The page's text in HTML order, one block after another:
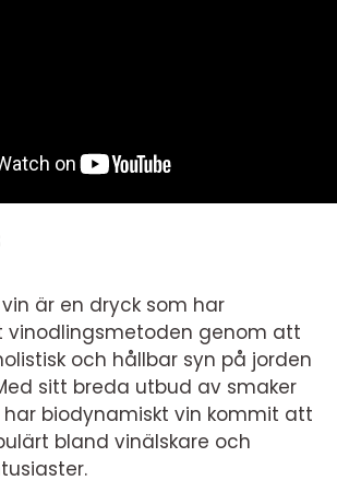
är en dryck som har
vinodlingsmetoden genom att
och hållbar syn på jorden
sitt breda utbud av smaker
biodynamiskt vin kommit att
bland vinälskare och